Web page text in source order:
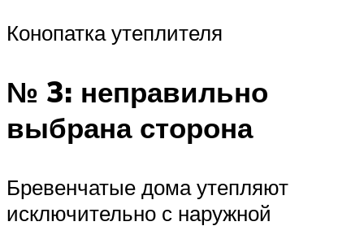
Конопатка утеплителя
№ 3: неправильно
выбрана сторона
Бревенчатые дома утепляют
исключительно с наружной